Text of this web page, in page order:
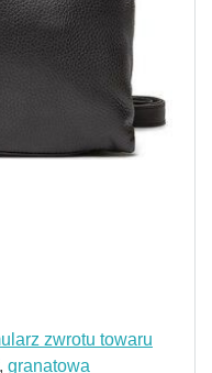
zwrotu towaru
, granatowa